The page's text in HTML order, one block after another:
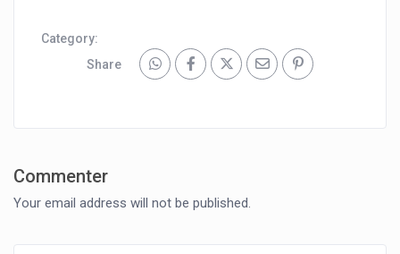
Category:
Share
Commenter
Your email address will not be published.